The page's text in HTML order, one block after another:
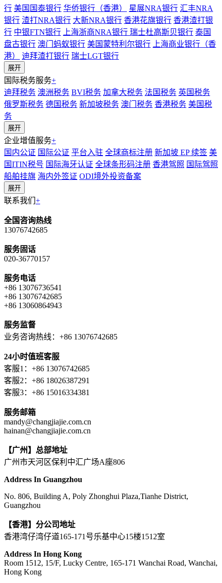
行 美国国泰银行 华侨银行（香港） 星展NRA银行 汇丰NRA
银行 渣打NRA银行 大新NRA银行 香港花旗银行 香港渣打银
行 中银FTN银行 上海浙商NRA银行 瑞士杜高斯贝银行 泰国
盘古银行 澳门蚂蚁银行 美国蒙特利尔银行
上海商业银行（香
港）
迪拜渣打银行 瑞士LGT银行
展开
国际税务服务+
迪拜税务 澳洲税务 BVI税务 加拿大税务 法国税务 英国税务
俄罗斯税务 德国税务 新加坡税务 澳门税务 香港税务 美国税
务
展开
企业增值服务+
国内公证 国际公证 平台入驻 全球商标注册 新加坡 EP 续签 美
国ITIN税号 国际海牙认证 全球条形码注册 香港驾照 国际驾照
船舶挂旗 海内外签证 ODI境外投资备案
展开
联系我们 +
全国咨询热线
13076742685
服务固话
020-36770157
服务电话
+86 13076736541
+86 13076742685
+86 13060864943
服务监督
业务咨询热线：+86 13076742685
24小时值班客服
客服1：+86 13076742685
客服2：+86 18026387291
客服3：+86 15016334381
服务邮箱
mandy@changjiajie.com.cn
hainan@changjiajie.com.cn
【广州】总部地址
广州市天河区保利中汇广场A座806
Address In Guangzhou
No. 806, Building A, Poly Zhonghui Plaza,Tianhe District,
Guangzhou
【香港】分公司地址
香港湾仔湾仔道165-171号乐基中心15楼1512室
Address In Hong Kong
Room 1512, 15/F, Lucky Centre, 165-171 Wanchai Road, Wanchai,
Hong Kong